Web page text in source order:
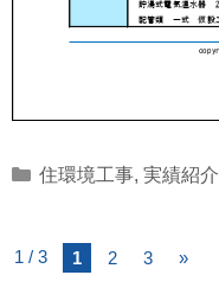
Categories
住環境工事, 実績紹介
1 / 3 1 2 3 »